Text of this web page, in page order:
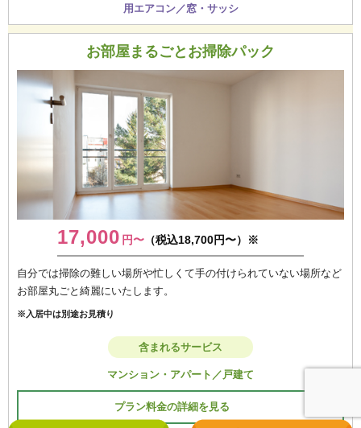
用エアコン／窓・サッシ
お部屋まるごとお掃除パック
17,000 円〜（税込18,700円〜）※
自分では掃除の難しい場所や忙しくて手の付けられていない場所など
お部屋丸ごと綺麗にいたします。
※入居中は別途お見積り
含まれるサービス
マンション・アパート／戸建て
プラン料金の詳細を見る